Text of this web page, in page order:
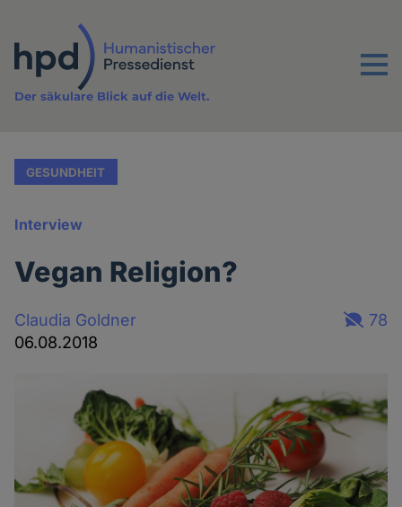
Inhalt
Menu
Der säkulare Blick auf die Welt.
GESUNDHEIT
Interview
Vegan Religion?
Claudia Goldner
06.08.2018
78